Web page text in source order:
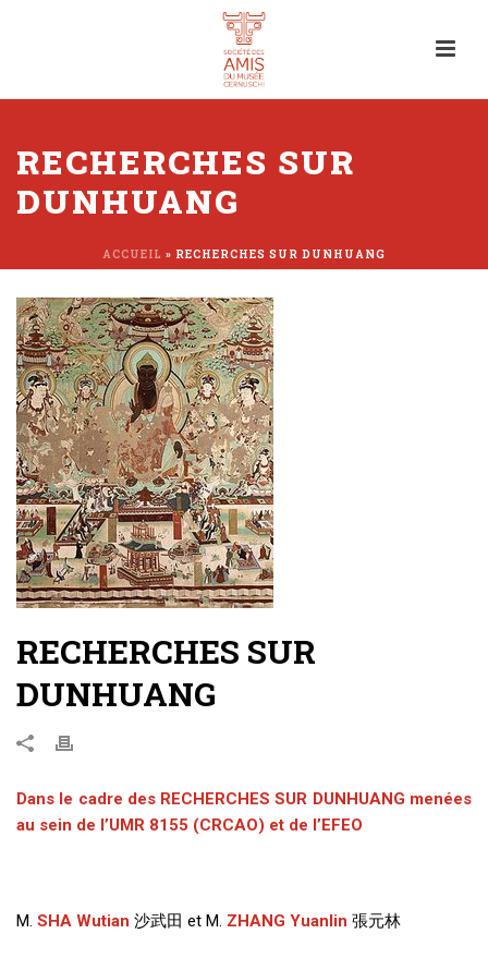
RECHERCHES SUR
DUNHUANG
ACCUEIL » RECHERCHES SUR DUNHUANG
RECHERCHES SUR
DUNHUANG
Dans le cadre des RECHERCHES SUR DUNHUANG menées
au sein de l’UMR 8155 (CRCAO) et de l’EFEO
M. SHA Wutian 沙武田 et M. ZHANG Yuanlin 張元林